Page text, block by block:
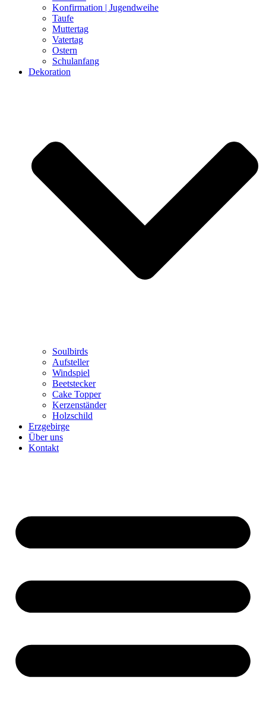
Konfirmation | Jugendweihe
Taufe
Muttertag
Vatertag
Ostern
Schulanfang
Dekoration
Soulbirds
Aufsteller
Windspiel
Beetstecker
Cake Topper
Kerzenständer
Holzschild
Erzgebirge
Über uns
Kontakt